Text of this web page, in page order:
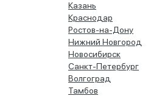
Казань
Краснодар
Ростов-на-Дону
Нижний Новгород
Новосибирск
Санкт-Петербург
Волгоград
Тамбов